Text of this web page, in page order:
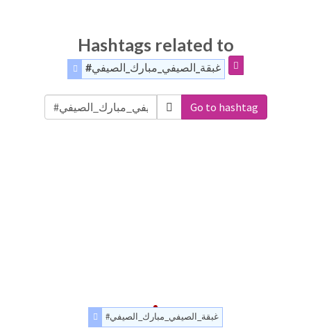
Hashtags related to
#غبقة_الصيفي_مبارك_الصيفي
Go to hashtag
#غبقة_الصيفي_مبارك_الصيفي